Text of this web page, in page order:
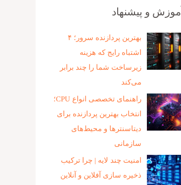
آموزش و پیشنهاد
بهترین پردازنده‌ سرور؛ ۴
اشتباه رایج که هزینه
زیرساخت شما را چند برابر
می‌کند
راهنمای تخصصی انواع CPU؛
انتخاب بهترین پردازنده برای
دیتاسنترها و محیط‌های
سازمانی
امنیت چند لایه | چرا ترکیب
ذخیره‌ سازی آفلاین و آنلاین